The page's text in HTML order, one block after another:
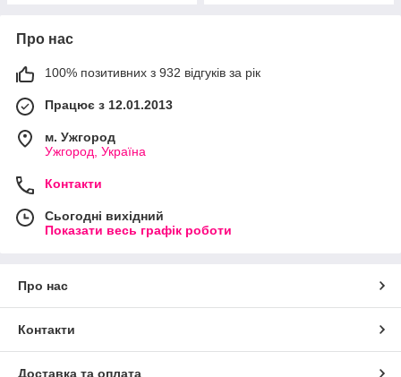
Про нас
100% позитивних з 932 відгуків за рік
Працює з 12.01.2013
м. Ужгород
Ужгород, Україна
Контакти
Сьогодні вихідний
Показати весь графік роботи
Про нас
Контакти
Доставка та оплата